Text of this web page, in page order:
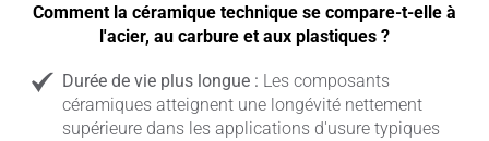
Comment la céramique technique se compare-t-elle à
l'acier, au carbure et aux plastiques ?
Durée de vie plus longue : Les composants
céramiques atteignent une longévité nettement
supérieure dans les applications d'usure typiques